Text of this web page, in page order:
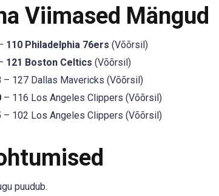
Viimased Mängud
110 Philadelphia 76ers (Võõrsil)
121 Boston Celtics (Võõrsil)
– 127 Dallas Mavericks (Võõrsil)
– 116 Los Angeles Clippers (Võõrsil)
– 102 Los Angeles Clippers (Võõrsil)
puudub.